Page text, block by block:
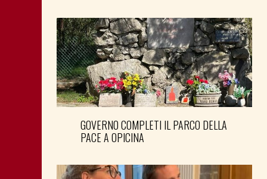
GOVERNO COMPLETI IL PARCO DELLA
PACE A OPICINA